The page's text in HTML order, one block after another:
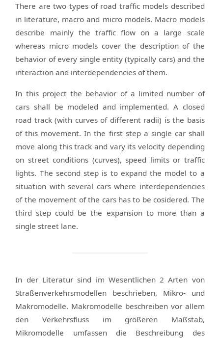
There are two types of road traffic models described
in literature, macro and micro models. Macro models
describe mainly the traffic flow on a large scale
whereas micro models cover the description of the
behavior of every single entity (typically cars) and the
interaction and interdependencies of them.
In this project the behavior of a limited number of
cars shall be modeled and implemented. A closed
road track (with curves of different radii) is the basis
of this movement. In the first step a single car shall
move along this track and vary its velocity depending
on street conditions (curves), speed limits or traffic
lights. The second step is to expand the model to a
situation with several cars where interdependencies
of the movement of the cars has to be cosidered. The
third step could be the expansion to more than a
single street lane.
In der Literatur sind im Wesentlichen 2 Arten von
Straßenverkehrsmodellen beschrieben, Mikro- und
Makromodelle. Makromodelle beschreiben vor allem
den Verkehrsfluss im größeren Maßstab,
Mikromodelle umfassen die Beschreibung des